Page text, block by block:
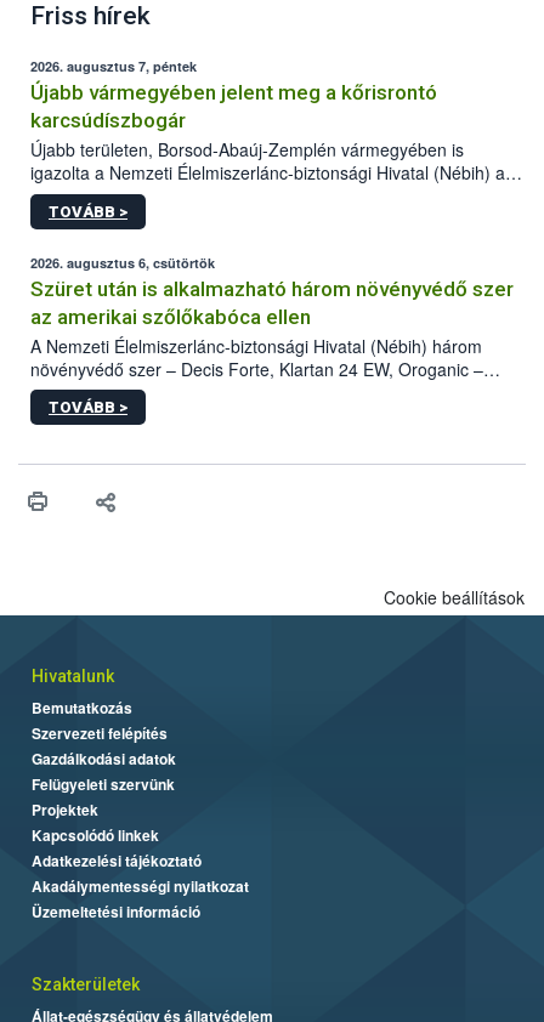
Friss hírek
2026. augusztus 7, péntek
Újabb vármegyében jelent meg a kőrisrontó
karcsúdíszbogár
Újabb területen, Borsod-Abaúj-Zemplén vármegyében is
igazolta a Nemzeti Élelmiszerlánc-biztonsági Hivatal (Nébih) a
kőrisrontó karcsúdíszbogár (Agrilus planipennis) jelenlétét. A
kártevőt nem csak színcsapdában találták meg, de már fertőzött
az intenzív felderítést, emellett az intézkedéseket a szlovák
hatósággal is összehangolják a terjedés megállítása érdekében.
TOVÁBB >
2026. augusztus 6, csütörtök
Szüret után is alkalmazható három növényvédő szer
az amerikai szőlőkabóca ellen
A Nemzeti Élelmiszerlánc-biztonsági Hivatal (Nébih) három
növényvédő szer – Decis Forte, Klartan 24 EW, Oroganic –
engedélyokiratát módosította, így azok a szüretet követően,
egészen a vesszőérettség (BBCH 91) stádiumáig
érésű szőlőkben is legyen lehetőség a károsító elleni további
felhasználók számára is elérhető és ökológiai termesztésben is
TOVÁBB >
Cookie beállítások
Hivatalunk
Bemutatkozás
Szervezeti felépítés
Gazdálkodási adatok
Felügyeleti szervünk
Projektek
Kapcsolódó linkek
Adatkezelési tájékoztató
Akadálymentességi nyilatkozat
Üzemeltetési információ
Szakterületek
Állat-egészségügy és állatvédelem